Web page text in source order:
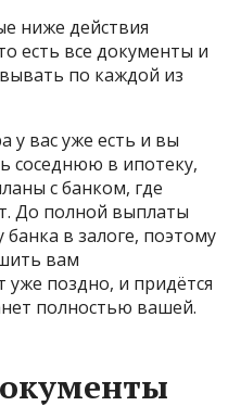
ниже действия
есть все документы и
по каждой из
у вас уже есть и вы
соседнюю в ипотеку,
с банком, где
До полной выплаты
в залоге, поэтому
вам
уже поздно, и придётся
полностью вашей.